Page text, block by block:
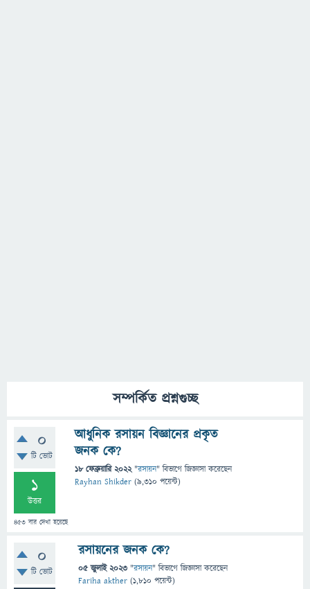
সম্পর্কিত প্রশ্নগুচ্ছ
0
টি ভোট
1
উত্তর
453 বার দেখা হয়েছে
আধুনিক রসায়ন বিজ্ঞানের প্রকৃত
জনক কে?
18 ফেব্রুয়ারি 2022 "রসায়ন" বিভাগে জিজ্ঞাসাকরেছেন
Rayhan Shikder (9,310 পয়েন্ট)
0
টি ভোট
রসায়নের জনক কে?
05 জুলাই 2023 "রসায়ন" বিভাগে জিজ্ঞাসাকরেছেন
Fariha akther (1,810 পয়েন্ট)